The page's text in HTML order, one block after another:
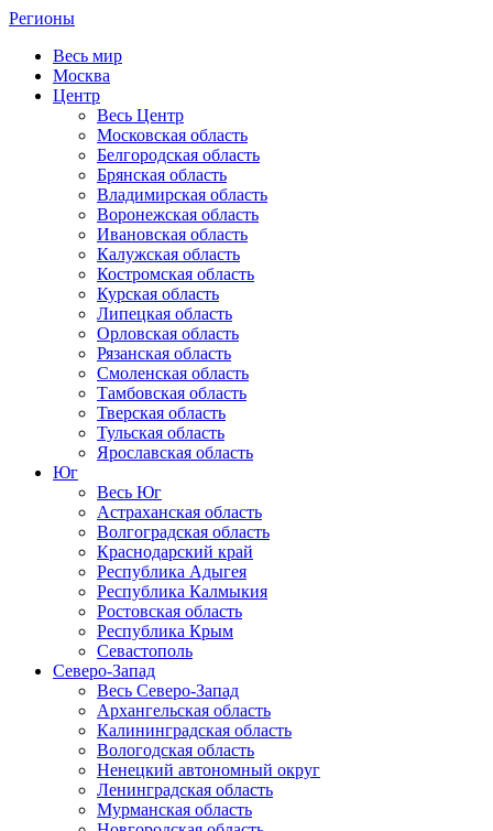
Регионы
Весь мир
Москва
Центр
Весь Центр
Московская область
Белгородская область
Брянская область
Владимирская область
Воронежская область
Ивановская область
Калужская область
Костромская область
Курская область
Липецкая область
Орловская область
Рязанская область
Смоленская область
Тамбовская область
Тверская область
Тульская область
Ярославская область
Юг
Весь Юг
Астраханская область
Волгоградская область
Краснодарский край
Республика Адыгея
Республика Калмыкия
Ростовская область
Республика Крым
Севастополь
Северо-Запад
Весь Северо-Запад
Архангельская область
Калининградская область
Вологодская область
Ненецкий автономный округ
Ленинградская область
Мурманская область